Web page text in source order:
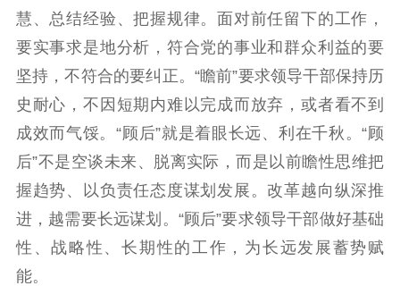
新闻出版
精品出版 全民阅读
出版监管
扫黄打非
电影工作
电影创作 电影市场
机关党建
党建要闻 学习在线
慧、总结经验、把握规律。面对前任留下的工作，
要实事求是地分析，符合党的事业和群众利益的要
坚持，不符合的要纠正。“瞻前”要求领导干部保持历
史耐心，不因短期内难以完成而放弃，或者看不到
成效而气馁。“顾后”就是着眼长远、利在千秋。“顾
后”不是空谈未来、脱离实际，而是以前瞻性思维把
握趋势、以负责任态度谋划发展。改革越向纵深推
进，越需要长远谋划。“顾后”要求领导干部做好基础
性、战略性、长期性的工作，为长远发展蓄势赋
能。